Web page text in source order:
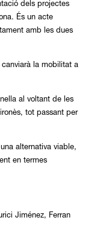
dels projectes
És un acte
amb les dues
la mobilitat a
al voltant de les
tot passant per
alternativa viable,
en termes
Jiménez, Ferran